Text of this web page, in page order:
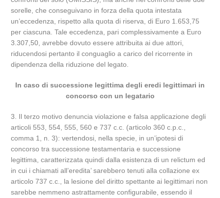
sorelle, che conseguivano in forza della quota intestata
un’eccedenza, rispetto alla quota di riserva, di Euro 1.653,75
per ciascuna. Tale eccedenza, pari complessivamente a Euro
3.307,50, avrebbe dovuto essere attribuita ai due attori,
riducendosi pertanto il conguaglio a carico del ricorrente in
dipendenza della riduzione del legato.
In caso di successione legittima degli eredi legittimari in
concorso con un legatario
3. Il terzo motivo denuncia violazione e falsa applicazione degli
articoli 553, 554, 555, 560 e 737 c.c. (articolo 360 c.p.c.,
comma 1, n. 3): vertendosi, nella specie, in un’ipotesi di
concorso tra successione testamentaria e successione
legittima, caratterizzata quindi dalla esistenza di un relictum ed
in cui i chiamati all’eredita’ sarebbero tenuti alla collazione ex
articolo 737 c.c., la lesione del diritto spettante ai legittimari non
sarebbe nemmeno astrattamente configurabile, essendo il